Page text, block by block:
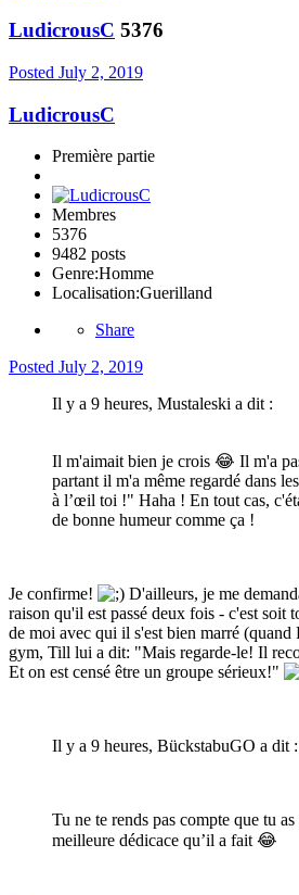
LudicrousC 5376
Posted July 2, 2019
LudicrousC
Première partie
Membres
5376
9482 posts
Genre:Homme
Localisation:Guerilland
Share
Posted July 2, 2019
Il y a 9 heures, Mustaleski a dit :
Il m'aimait bien je crois 😂 Il m'a
partant il m'a même regardé dans
à l’œil toi !" Haha ! En tout cas,
de bonne humeur comme ça !
Je confirme!
D'ailleurs, je me
raison qu'il est passé deux fois - c'est soit
de moi avec qui il s'est bien marré (quand
gym, Till lui a dit: "Mais regarde-le! Il
Et on est censé être un groupe sérieux!"
Il y a 9 heures, BückstabuGO a dit :
Tu ne te rends pas compte que tu
meilleure dédicace qu’il a fait😂